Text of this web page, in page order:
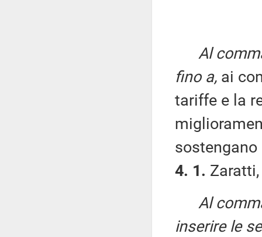
Al
fino a, ai
tariffe e la
4. 1.
Al
inserire le